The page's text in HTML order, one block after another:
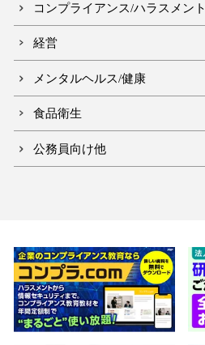
コンプライアンス/ハラスメント
経営
メンタルヘルス/健康
食品衛生
公務員向け他